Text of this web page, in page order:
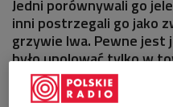
Jedni porównywali go
inni postrzegali go jako
grzywie lwa. Pewne jest
było upolować tylko w
AUDIO 1 plik